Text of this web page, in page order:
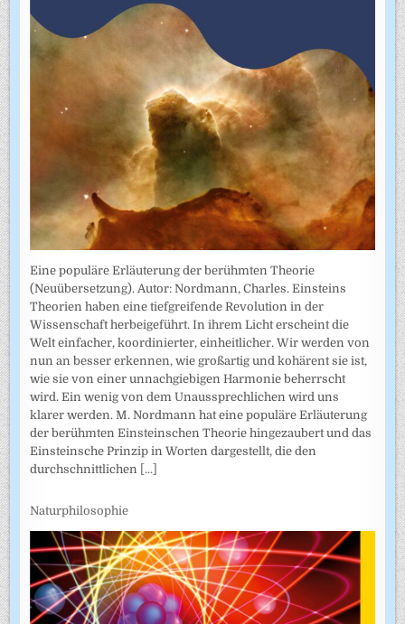
Eine populäre Erläuterung der berühmten Theorie
(Neuübersetzung). Autor: Nordmann, Charles. Einsteins
Theorien haben eine tiefgreifende Revolution in der
Wissenschaft herbeigeführt. In ihrem Licht erscheint die
Welt einfacher, koordinierter, einheitlicher. Wir werden von
nun an besser erkennen, wie großartig und kohärent sie ist,
wie sie von einer unnachgiebigen Harmonie beherrscht
wird. Ein wenig von dem Unaussprechlichen wird uns
klarer werden. M. Nordmann hat eine populäre Erläuterung
der berühmten Einsteinschen Theorie hingezaubert und das
Einsteinsche Prinzip in Worten dargestellt, die den
durchschnittlichen [...]
Naturphilosophie